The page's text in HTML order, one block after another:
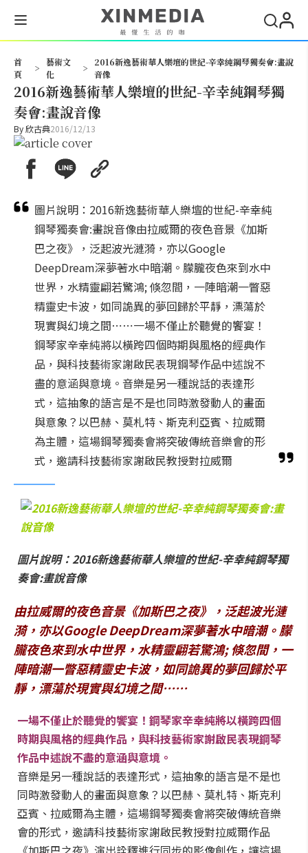
首
頁
>
藝術文
化
>
2016新逸藝術華人樂壇的世紀-辛幸純鋼琴獨奏會:畫說
音像
2016新逸藝術華人樂壇的世紀-辛幸純鋼琴獨
奏會:畫說音像
By欣古典2016/12/13
圖片說明：2016新逸藝術華人樂壇的世紀-辛幸純
鋼琴獨奏會:畫說音像由拉威爾的夜色音景《加斯
巴之夜》，泛起波光漣漪，亦以Google
DeepDream深夢著水中暗潮。朦朧夜色來到水中
世界，水精靈翩若驚鴻; 倏忽間，一陣暗潮一瞥惡
精靈史卡波，如同詭異的夢回歸於平靜，漂蕩於
現實與幻境之間⋯⋯一場不僅止於聽覺的饗宴！
鋼琴家辛幸純將以橫跨四個時期與風格的經典作
品，與科技藝術家謝啟民表現鋼琴作品中述說不
盡的意涵與意境。音樂是另一種說話的表達形
式，這抽象的語言是不是也同時激發動人的畫面
與意象？以巴赫、莫札特、斯克利亞賓、拉威爾
為主體，這場鋼琴獨奏會將突破傳統音樂會的形
式，邀請科技藝術家謝啟民教授對拉威爾
圖片說明：2016新逸藝術華人樂壇的世紀-辛幸純鋼琴獨
奏會:畫說音像
由拉威爾的夜色音景《加斯巴之夜》，泛起波光漣
漪，亦以Google DeepDream深夢著水中暗潮。朦
朧夜色來到水中世界，水精靈翩若驚鴻; 倏忽間，一
陣暗潮一瞥惡精靈史卡波，如同詭異的夢回歸於平
靜，漂蕩於現實與幻境之間⋯⋯
一場不僅止於聽覺的饗宴！鋼琴家辛幸純將以橫跨四個
時期與風格的經典作品，與科技藝術家謝啟民表現鋼琴
作品中述說不盡的意涵與意境。
音樂是另一種說話的表達形式，這抽象的語言是不是也
同時激發動人的畫面與意象？以巴赫、莫札特、斯克利
亞賓、拉威爾為主體，這場鋼琴獨奏會將突破傳統音樂
會的形式，邀請科技藝術家謝啟民教授對拉威爾作品